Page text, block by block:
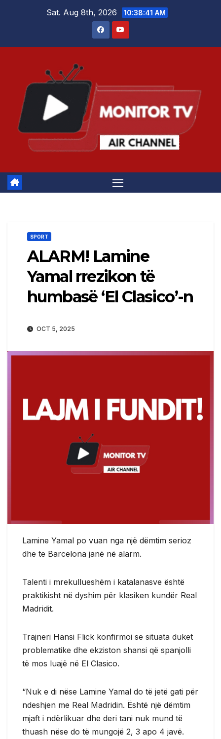
Sat. Aug 8th, 2026 10:38:41 AM
SPORT
ALARM! Lamine
Yamal rrezikon të
humbasë ‘El Clasico’-n
OCT 5, 2025
Lamine Yamal po vuan nga një dëmtim serioz
dhe te Barcelona janë në alarm.
Talenti i mrekullueshëm i katalanasve është
praktikisht në dyshim për klasiken kundër Real
Madridit.
Trajneri Hansi Flick konfirmoi se situata duket
problematike dhe ekziston shansi që spanjolli
të mos luajë në El Clasico.
“Nuk e di nëse Lamine Yamal do të jetë gati për
ndeshjen me Real Madridin. Është një dëmtim
mjaft i ndërlikuar dhe deri tani nuk mund të
thuash nëse do të mungojë 2, 3 apo 4 javë.